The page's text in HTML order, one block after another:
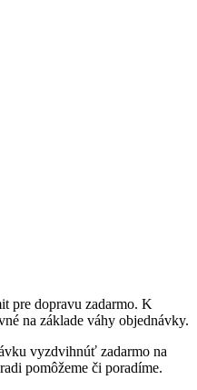
pre dopravu zadarmo. K
na základe váhy objednávky.
vyzdvihnúť zadarmo na
pomôžeme či poradíme.